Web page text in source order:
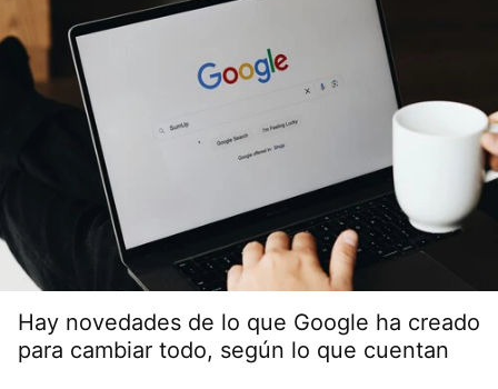
Hay novedades de lo que Google ha creado
para cambiar todo, según lo que cuentan